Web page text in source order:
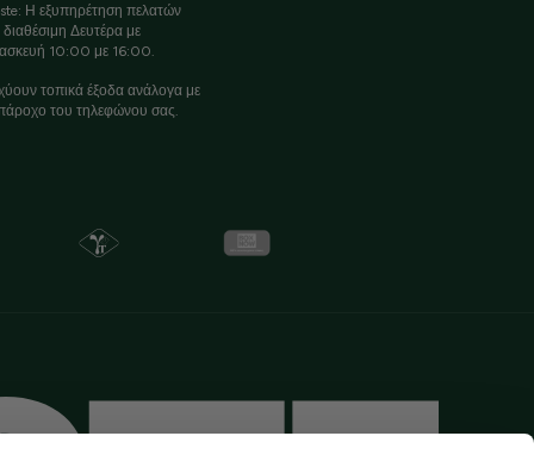
Η εξυπηρέτηση πελατών
διαθέσιμη Δευτέρα με
10:00 με 16:00.
τοπικά έξοδα ανάλογα με
του τηλεφώνου σας.